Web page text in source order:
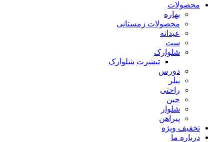
محصولات
بهاره
محصولات زمستانی
عیدانه
ست
شلوارک
تیشرت شلوارک
دورس
بیلر
راحتی
جین
شلوار
پیراهن
تخفیف ویژه
درباره ما